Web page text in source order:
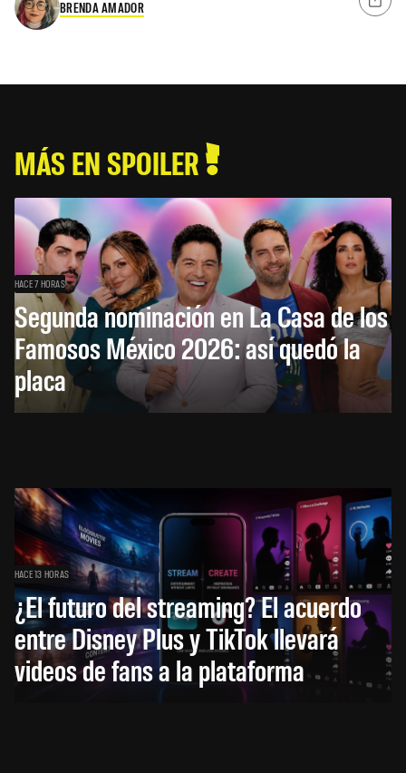
BRENDA AMADOR
MÁS EN SPOILER
HACE 7 HORAS
Segunda nominación en La Casa de los
Famosos México 2026: así quedó la
placa
HACE 13 HORAS
¿El futuro del streaming? El acuerdo
entre Disney Plus y TikTok llevará
videos de fans a la plataforma